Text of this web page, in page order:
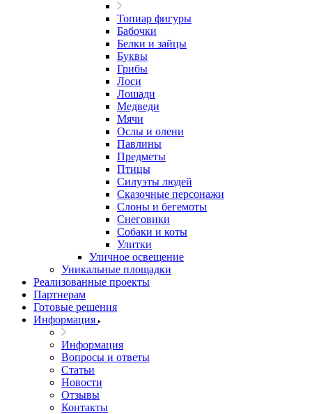
Топиар фигуры
Бабочки
Белки и зайцы
Буквы
Грибы
Лоси
Лошади
Медведи
Мячи
Ослы и олени
Павлины
Предметы
Птицы
Силуэты людей
Сказочные персонажи
Слоны и бегемоты
Снеговики
Собаки и коты
Улитки
Уличное освещение
Уникальные площадки
Реализованные проекты
Партнерам
Готовые решения
Информация
Информация
Вопросы и ответы
Статьи
Новости
Отзывы
Контакты